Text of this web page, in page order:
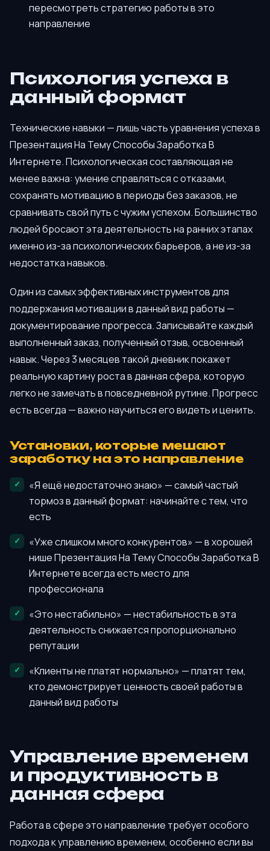
пересмотреть стратегию работы в это
направление
Психология успеха в
данный формат
Технические навыки — лишь часть уравнения успеха в
Презентация На Тему Способы Заработка В
Интернете. Психологическая составляющая не
менее важна: умение справляться с отказами,
сохранять мотивацию в периоды без заказов, не
сравнивать свой путь с чужим успехом. Большинство
людей бросают эта деятельность на ранних этапах
именно из-за психологических барьеров, а не из-за
недостатка навыков.
Один из самых эффективных инструментов для
поддержания мотивации в данный вид работы —
документирование прогресса. Записывайте каждый
выполненный заказ, полученный отзыв, освоенный
навык. Через 3 месяцев такой дневник покажет
реальную картину роста в данная сфера, которую
легко не замечать в повседневной рутине. Прогресс
есть всегда — важно научиться его видеть и ценить.
Установки, которые мешают
заработку на это направление
«Я ещё недостаточно знаю» — самый частый
тормоз в данный формат: начинайте с тем, что
есть
«Уже слишком много конкурентов» — в хорошей
нише Презентация На Тему Способы Заработка В
Интернете всегда есть место для
профессионала
«Это нестабильно» — нестабильность в эта
деятельность снижается пропорционально
репутации
«Клиенты не платят нормально» — платят тем,
кто демонстрирует ценность своей работы в
данный вид работы
Управление временем
и продуктивность в
данная сфера
Работа в сфере это направление требует особого
подхода к управлению временем, особенно если вы